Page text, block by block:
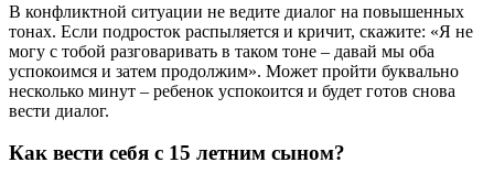
В конфликтной ситуации не ведите диалог на повышенных
тонах. Если подросток распыляется и кричит, скажите: «Я не
могу с тобой разговаривать в таком тоне – давай мы оба
успокоимся и затем продолжим». Может пройти буквально
несколько минут – ребенок успокоится и будет готов снова
вести диалог.
Как вести себя с 15 летним сыном?